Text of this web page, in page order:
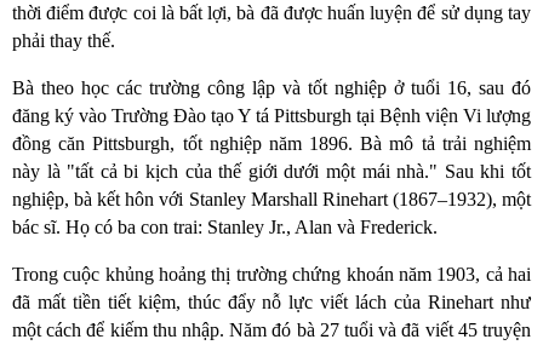
thời điểm được coi là bất lợi, bà đã được huấn luyện để sử dụng tay
phải thay thế.
Bà theo học các trường công lập và tốt nghiệp ở tuổi 16, sau đó
đăng ký vào Trường Đào tạo Y tá Pittsburgh tại Bệnh viện Vi lượng
đồng căn Pittsburgh, tốt nghiệp năm 1896. Bà mô tả trải nghiệm
này là "tất cả bi kịch của thế giới dưới một mái nhà." Sau khi tốt
nghiệp, bà kết hôn với Stanley Marshall Rinehart (1867–1932), một
bác sĩ. Họ có ba con trai: Stanley Jr., Alan và Frederick.
Trong cuộc khủng hoảng thị trường chứng khoán năm 1903, cả hai
đã mất tiền tiết kiệm, thúc đẩy nỗ lực viết lách của Rinehart như
một cách để kiếm thu nhập. Năm đó bà 27 tuổi và đã viết 45 truyện